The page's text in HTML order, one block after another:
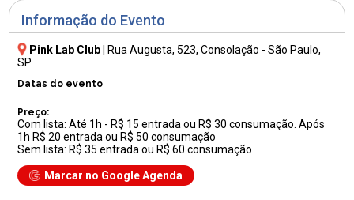
Informação do Evento
Pink Lab Club Rua Augusta, 523, Consolação - São Paulo,
SP
Datas do evento
Preço:
Com lista: Até 1h - R$ 15 entrada ou R$ 30 consumação. Após
1h R$ 20 entrada ou R$ 50 consumação
Sem lista: R$ 35 entrada ou R$ 60 consumação
Marcar no Google Agenda